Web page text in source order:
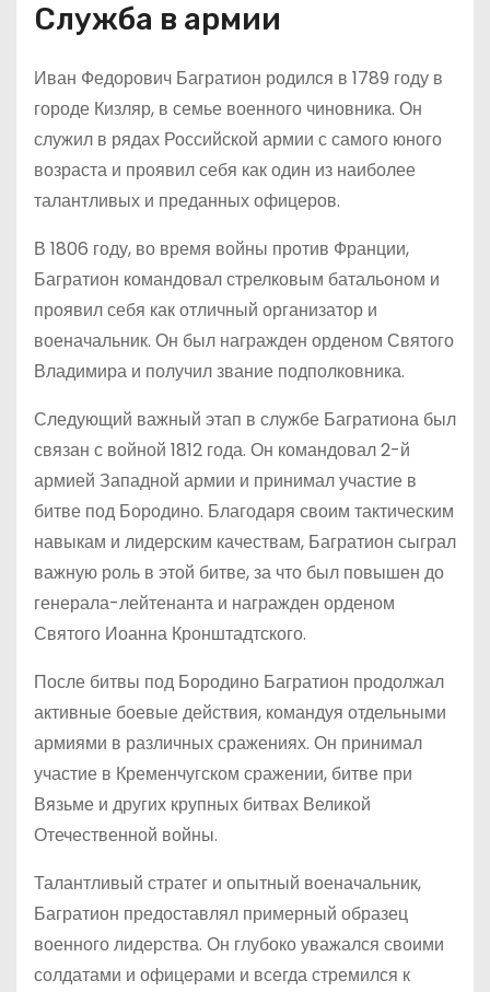
Служба в армии
Иван Федорович Багратион родился в 1789 году в
городе Кизляр, в семье военного чиновника. Он
служил в рядах Российской армии с самого юного
возраста и проявил себя как один из наиболее
талантливых и преданных офицеров.
В 1806 году, во время войны против Франции,
Багратион командовал стрелковым батальоном и
проявил себя как отличный организатор и
военачальник. Он был награжден орденом Святого
Владимира и получил звание подполковника.
Следующий важный этап в службе Багратиона был
связан с войной 1812 года. Он командовал 2-й
армией Западной армии и принимал участие в
битве под Бородино. Благодаря своим тактическим
навыкам и лидерским качествам, Багратион сыграл
важную роль в этой битве, за что был повышен до
генерала-лейтенанта и награжден орденом
Святого Иоанна Кронштадтского.
После битвы под Бородино Багратион продолжал
активные боевые действия, командуя отдельными
армиями в различных сражениях. Он принимал
участие в Кременчугском сражении, битве при
Вязьме и других крупных битвах Великой
Отечественной войны.
Талантливый стратег и опытный военачальник,
Багратион предоставлял примерный образец
военного лидерства. Он глубоко уважался своими
солдатами и офицерами и всегда стремился к